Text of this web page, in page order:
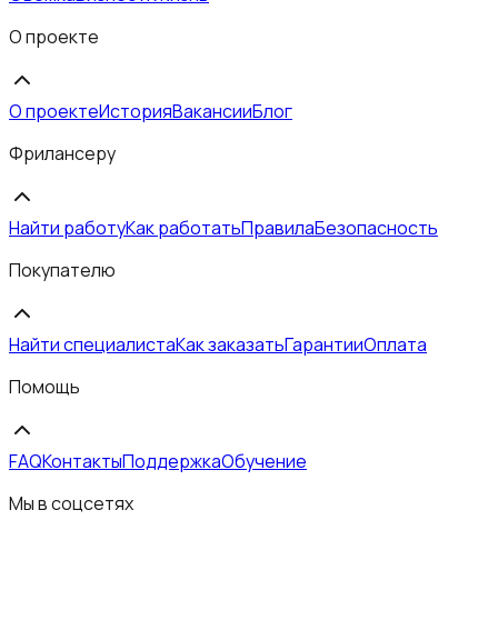
О проекте
О проектеИсторияВакансииБлог
Фрилансеру
Найти работуКак работатьПравилаБезопасность
Покупателю
Найти специалистаКак заказатьГарантииОплата
Помощь
FAQКонтактыПоддержкаОбучение
Мы в соцсетях